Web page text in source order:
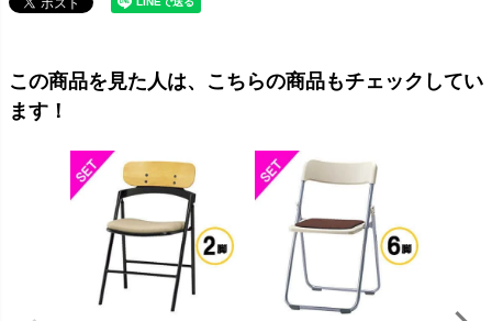
この商品を見た人は、こちらの商品もチェックしてい
ます！